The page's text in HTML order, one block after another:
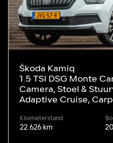
Škoda Kamiq
1.5 TSI DSG Monte
Camera, Stoel &
Adaptive Cruise,
Kilometerstand
22.626 km